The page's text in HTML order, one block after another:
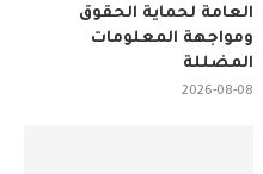
العامة لحماية الحقوق
ومواجهة المعلومات
المضللة
2026-08-08